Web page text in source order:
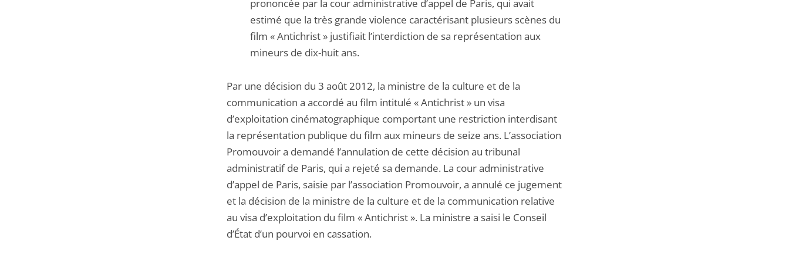
prononcée par la cour administrative d’appel de Paris, qui avait
estimé que la très grande violence caractérisant plusieurs scènes du
film « Antichrist » justifiait l’interdiction de sa représentation aux
mineurs de dix-huit ans.
Par une décision du 3 août 2012, la ministre de la culture et de la
communication a accordé au film intitulé « Antichrist » un visa
d’exploitation cinématographique comportant une restriction interdisant
la représentation publique du film aux mineurs de seize ans. L’association
Promouvoir a demandé l’annulation de cette décision au tribunal
administratif de Paris, qui a rejeté sa demande. La cour administrative
d’appel de Paris, saisie par l’association Promouvoir, a annulé ce jugement
et la décision de la ministre de la culture et de la communication relative
au visa d’exploitation du film « Antichrist ». La ministre a saisi le Conseil
d’État d’un pourvoi en cassation.